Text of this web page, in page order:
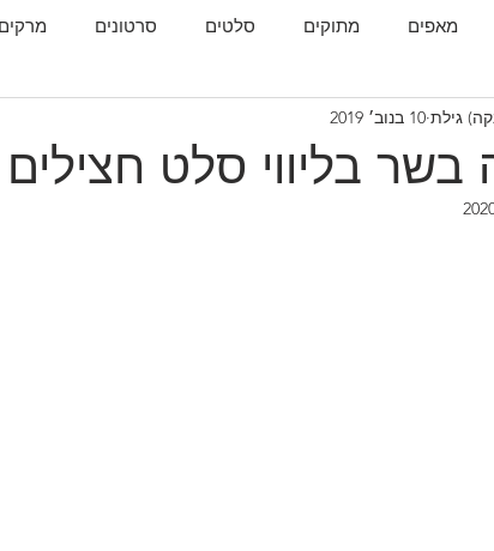
מאפים מתוקים סלטים סרטונים מרקים
עוף עוגות
בליווי סלט חצילים
גילת 10 בנוב׳ 2019